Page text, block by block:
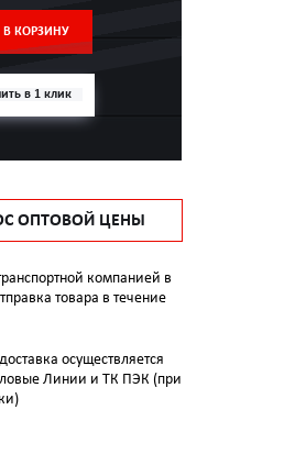
В КОРЗИНУ
в 1 клик
ОПТОВОЙ ЦЕНЫ
компанией в
товара в течение
осуществляется
Линии и ТК ПЭК (при